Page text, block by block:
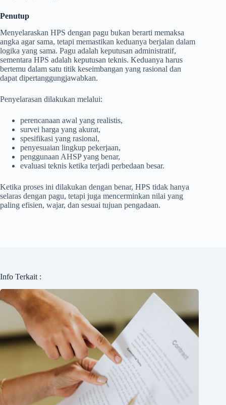
Penutup
Menyelaraskan HPS dengan pagu bukan berarti memaksa
angka agar sama, tetapi memastikan keduanya berjalan dalam
logika yang sama. Pagu adalah keputusan administratif,
sementara HPS adalah keputusan teknis. Keduanya harus
bertemu dalam satu titik keseimbangan yang rasional dan
dapat dipertanggungjawabkan.
Penyelarasan dilakukan melalui:
perencanaan awal yang realistis,
survei harga yang akurat,
spesifikasi yang rasional,
penyesuaian lingkup pekerjaan,
penggunaan AHSP yang benar,
evaluasi teknis ketika terjadi perbedaan besar.
Ketika proses ini dilakukan dengan benar, HPS tidak hanya
selaras dengan pagu, tetapi juga mencerminkan nilai yang
paling efisien, wajar, dan sesuai tujuan pengadaan.
Info Terkait :